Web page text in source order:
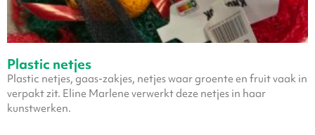
Plastic netjes
Plastic netjes, gaas-zakjes, netjes waar groente en fruit vaak in
verpakt zit. Eline Marlene verwerkt deze netjes in haar
kunstwerken.